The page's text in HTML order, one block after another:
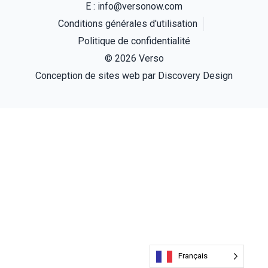
E : info@versonow.com
Conditions générales d'utilisation
Politique de confidentialité
© 2026 Verso
Conception de sites web par Discovery Design(s'ouvre
Français